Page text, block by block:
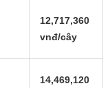
12,717,360
vnđ/cây
14,469,120